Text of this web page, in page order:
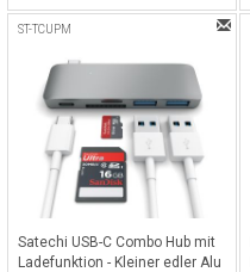
ST-TCUPM
Satechi USB-C Combo Hub mit
Ladefunktion - Kleiner edler Alu